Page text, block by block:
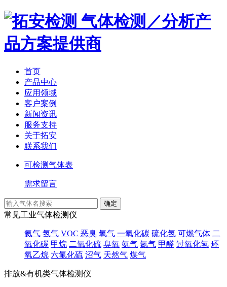
气体检测／分析产
品方案提供商
首页
产品中心
应用领域
客户案例
新闻资讯
服务支持
关于拓安
联系我们
可检测气体表
需求留言
常见工业气体检测仪
氦气 氢气 VOC 恶臭 氧气 一氧化碳 硫化氢 可燃气体 二
氧化碳 甲烷 二氧化硫 臭氧 氨气 氮气 甲醛 过氧化氢 环
氧乙烷 六氟化硫 沼气 天然气 煤气
排放&有机类气体检测仪